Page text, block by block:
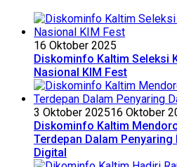
16 Oktober 2025
Diskominfo Kaltim Seleksi
Nasional KIM Fest
3 Oktober 202516 Oktober
Diskominfo Kaltim
Terdepan Dalam
Digital